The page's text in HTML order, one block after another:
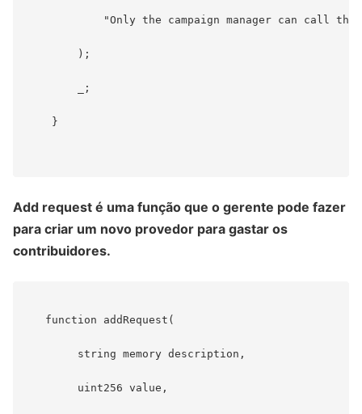
"Only the campaign manager can call this
);
_;
}
Add request é uma função que o gerente pode fazer
para criar um novo provedor para gastar os
contribuidores.
function addRequest(
string memory description,
uint256 value,